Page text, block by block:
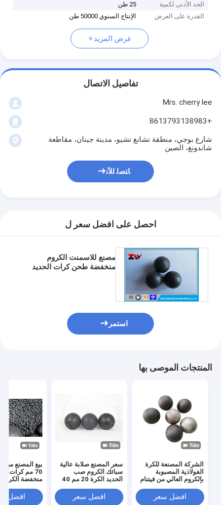
الحد الأدنى لكمية
25 طن
القدرة على العرض
الإنتاج السنوي 50000 طن
عرض المزيد
تفاصيل الاتصال
Mrs. cherry lee
+8613793138983
شارع بوجي، منطقة تشانغ تشيو، مدينة جينان، مقاطعة
شاندونغ، الصين
ﺎﺘﺼﻟ ﺍﻶﻧ
احصل على افضل سعر ل
مصنع للاسمنت الكروم
منخفضة طحن كرات الحديد
استمر
المنتجات الموصى بها
الشركة المصنعة للكرة
الفولاذية المصبوبة
بالكروم العالي من فيتنام
لصناعات طحن الطاقة
والتعدين
افضل سعر
سعر المصنع صلابة عالية
سبائك الكروم صب
الحديد الكرة 20 مم 40
عالية الكروم طحن
الوسائط
افضل سعر
70 مم كرات
منخفضة
طحن لوسائط
الكرة
افضل